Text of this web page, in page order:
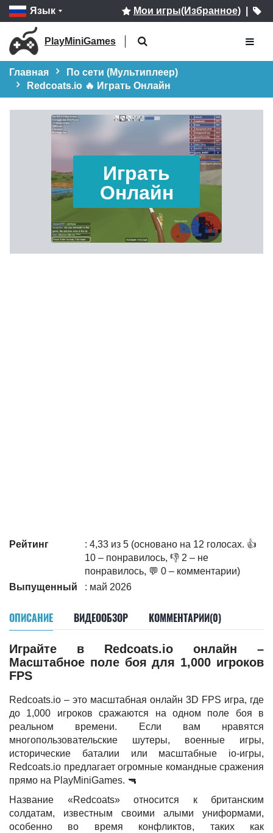
Язык Мои игры(Избранное)|
PlayMiniGames
Главная
По сети (Мультиплеер)
Redcoats.io 🔥 Играть Онлайн
Играть
Онлайн
Рейтинг
: 4,33 из 5 (основано на 12 голосах. 👍
10 – понравилось, 👎 2 – не
понравилось, 💬 0 – комментарии)
Выпущенный
: май 2026
ОПИСАНИЕ ВИДЕООБЗОР КОММЕНТАРИИ(0)
Играйте в Redcoats.io онлайн –
Масштабное поле боя для 1,000 игроков
FPS
Redcoats.io – это масштабная онлайн 3D FPS игра, где
до 1,000 игроков сражаются на одном поле боя в
реальном времени. Если вам нравятся
многопользовательские шутеры, военные игры,
исторические баталии или масштабные io-игры,
Redcoats.io предлагает огромные командные сражения
прямо на PlayMiniGames. 🔫
Название «Redcoats» относится к британским
солдатам, известным своими алыми униформами,
особенно во время конфликтов, таких как